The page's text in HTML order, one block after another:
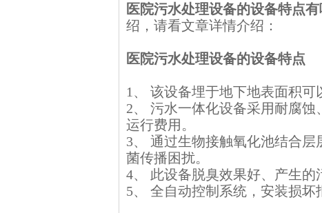
医院污水处理设备的设备特点
绍，请看文章详情介绍：
医院污水处理设备的设备特点
1、 该设备埋于地下地表面积可
2、 污水一体化设备采用耐腐
运行费用。
3、 通过生物接触氧化池结合
菌传播困扰。
4、 此设备脱臭效果好、产生的
5、 全自动控制系统，安装损坏